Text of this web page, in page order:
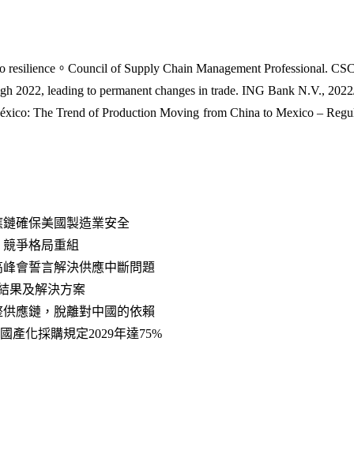
resilience。Council of Supply Chain Management Professional.
2022, leading to permanent changes in trade. ING Bank N.V.,
The Trend of Production Moving from China to Mexico –
確保美國製造業安全
爭格局重組
會誓言解決供應中斷問題
果及解決方案
應鏈，脫離對中國的依賴
產化採購規定2029年達75%